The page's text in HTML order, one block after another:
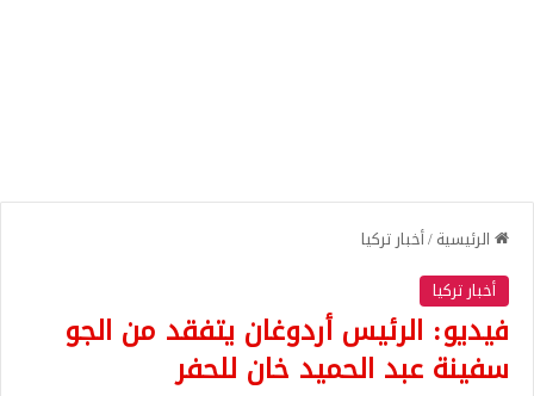
الرئيسية/أخبار تركيا
أخبار تركيا
فيديو: الرئيس أردوغان يتفقد من الجو
سفينة عبد الحميد خان للحفر